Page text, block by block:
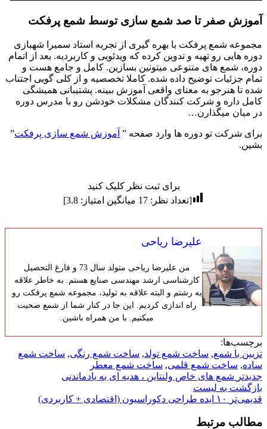
آموزش صفر تا صد شمع سازی توسط شمع پرفکت
مجموعه شمع پرفکت با بهره گیری از تجربه استاد سمیرا شهبازی
دوره هایی رو تهیه و تدوین کرده که ویدئویی و کاربردیه. بعد از اتمام
دوره، شمع های متنوعی میتونین بسازین. کامل و جامع هست و
تمام جزئیات توضیح داده شده. کاملا تخصصیه و از کلی گویی اجتناب
شده تا هنرجو به معنای واقعی آموزش ببینه. پشتیبانی همیشگی
کامل داره و شرکت کنندگان مشکلات خودشن رو با مدرس دوره
در میان میگذارن…
برای شرکت تو دوره ها وارد صفحه ” آموزش شمع سازی پرفکت”
بشین.
برای ثبت نظر کلیک کنید
[تعداد نظر: 17 میانگین امتیاز: 3.8
]
علیرضا ریاحی
من علیرضا ریاحی متولد سال 73 و فارغ التحصیل
کارشناسی ارشد مهندسی صنایع هستم. به خاطر علاقه
به رشتم و البته علاقه به تولید، مجموعه شمع پرفکت رو
راه اندازی کردیم. این جا در کنار شما از شمع صحبت
میکنیم. با من همراه باشین.
برچسب‌ها:
تزیین با شمع, ساخت شمع تولد, ساخت شمع رنگی, ساخت شمع
ساده, ساخت شمع قلمی, ساخت شمع معطر
جدیدتر شمع های خاص ولنتاین ، هدیه ای به یادماندنی
بازگشت به لیست
قدیمی‌تر
۱۰ ایده طراحی دکوراسیون (اقتصادی + کاربردی)
مطالب مرتبط